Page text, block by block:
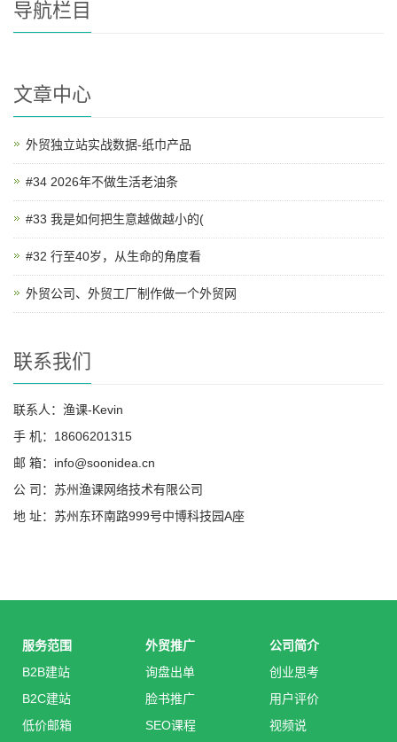
导航栏目
文章中心
外贸独立站实战数据-纸巾产品
#34 2026年不做生活老油条
#33 我是如何把生意越做越小的(
#32 行至40岁，从生命的角度看
外贸公司、外贸工厂制作做一个外贸网
联系我们
联系人：渔课-Kevin
手 机：18606201315
邮 箱：info@soonidea.cn
公 司：苏州渔课网络技术有限公司
地 址：苏州东环南路999号中博科技园A座
服务范围
B2B建站
B2C建站
低价邮箱
外贸推广
询盘出单
脸书推广
SEO课程
公司简介
创业思考
用户评价
视频说